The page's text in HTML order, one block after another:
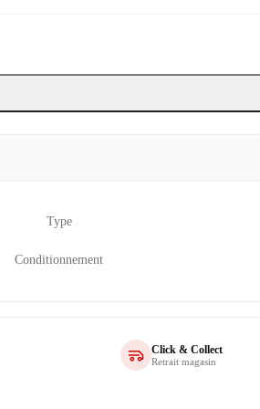
Type
Conditionnement
Click & Collect
Retrait magasin